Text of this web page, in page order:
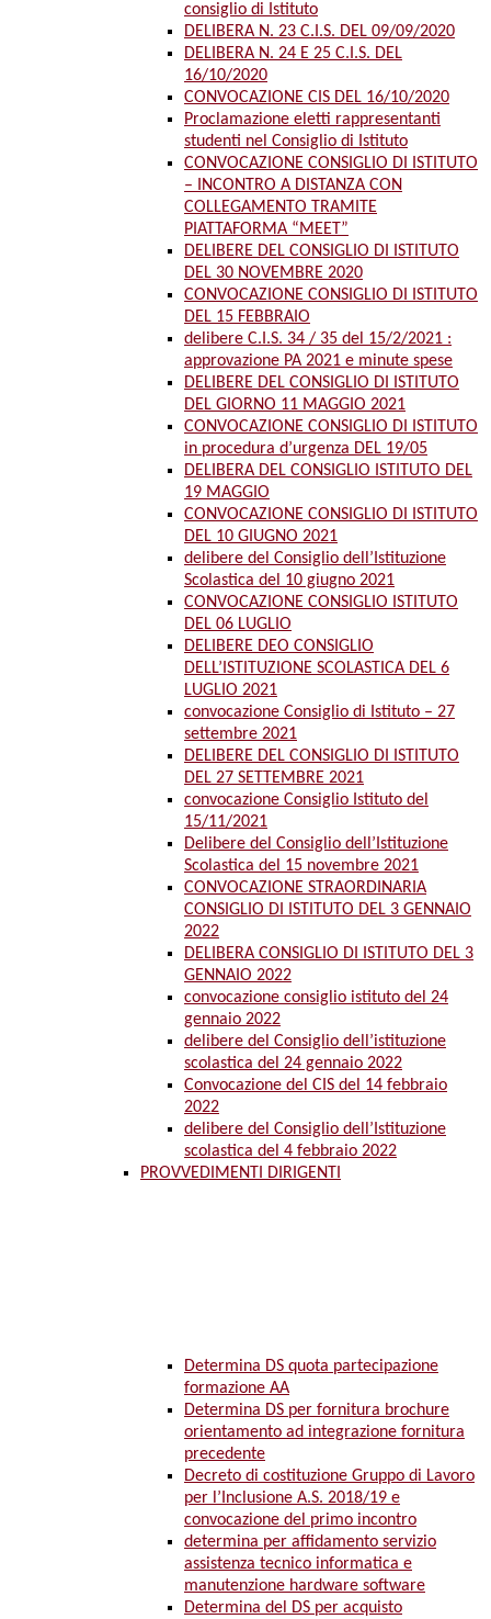
consiglio di Istituto
DELIBERA N. 23 C.I.S. DEL 09/09/2020
DELIBERA N. 24 E 25 C.I.S. DEL
16/10/2020
CONVOCAZIONE CIS DEL 16/10/2020
Proclamazione eletti rappresentanti
studenti nel Consiglio di Istituto
CONVOCAZIONE CONSIGLIO DI ISTITUTO
– INCONTRO A DISTANZA CON
COLLEGAMENTO TRAMITE
PIATTAFORMA “MEET”
DELIBERE DEL CONSIGLIO DI ISTITUTO
DEL 30 NOVEMBRE 2020
CONVOCAZIONE CONSIGLIO DI ISTITUTO
DEL 15 FEBBRAIO
delibere C.I.S. 34 / 35 del 15/2/2021 :
approvazione PA 2021 e minute spese
DELIBERE DEL CONSIGLIO DI ISTITUTO
DEL GIORNO 11 MAGGIO 2021
CONVOCAZIONE CONSIGLIO DI ISTITUTO
in procedura d’urgenza DEL 19/05
DELIBERA DEL CONSIGLIO ISTITUTO DEL
19 MAGGIO
CONVOCAZIONE CONSIGLIO DI ISTITUTO
DEL 10 GIUGNO 2021
delibere del Consiglio dell’Istituzione
Scolastica del 10 giugno 2021
CONVOCAZIONE CONSIGLIO ISTITUTO
DEL 06 LUGLIO
DELIBERE DEO CONSIGLIO
DELL’ISTITUZIONE SCOLASTICA DEL 6
LUGLIO 2021
convocazione Consiglio di Istituto – 27
settembre 2021
DELIBERE DEL CONSIGLIO DI ISTITUTO
DEL 27 SETTEMBRE 2021
convocazione Consiglio Istituto del
15/11/2021
Delibere del Consiglio dell’Istituzione
Scolastica del 15 novembre 2021
CONVOCAZIONE STRAORDINARIA
CONSIGLIO DI ISTITUTO DEL 3 GENNAIO
2022
DELIBERA CONSIGLIO DI ISTITUTO DEL 3
GENNAIO 2022
convocazione consiglio istituto del 24
gennaio 2022
delibere del Consiglio dell’istituzione
scolastica del 24 gennaio 2022
Convocazione del CIS del 14 febbraio
2022
delibere del Consiglio dell’Istituzione
scolastica del 4 febbraio 2022
PROVVEDIMENTI DIRIGENTI
Determina DS quota partecipazione
formazione AA
Determina DS per fornitura brochure
orientamento ad integrazione fornitura
precedente
Decreto di costituzione Gruppo di Lavoro
per l’Inclusione A.S. 2018/19 e
convocazione del primo incontro
determina per affidamento servizio
assistenza tecnico informatica e
manutenzione hardware software
Determina del DS per acquisto